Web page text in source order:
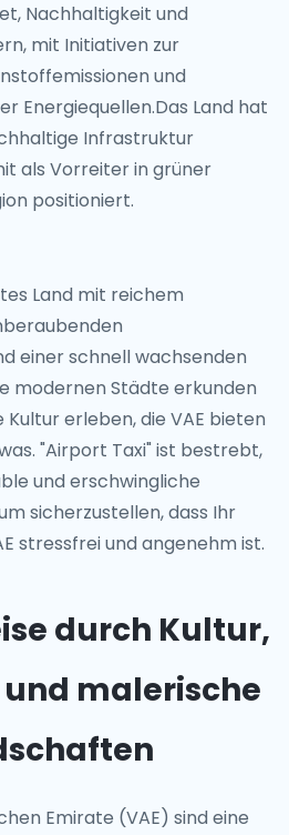
Nachhaltigkeit und
mit Initiativen zur
und
Energiequellen.Das Land hat
Infrastruktur
als Vorreiter in grüner
positioniert.
Land mit reichem
einer schnell wachsenden
modernen Städte erkunden
erleben, die VAE bieten
"Airport Taxi" ist bestrebt,
und erschwingliche
sicherzustellen, dass Ihr
stressfrei und angenehm ist.
durch Kultur,
malerische
Emirate (VAE) sind eine